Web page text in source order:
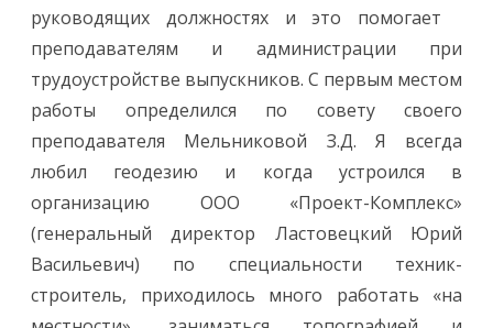
руководящих должностях и это помогает
преподавателям и администрации при
трудоустройстве выпускников. С первым местом
работы определился по совету своего
преподавателя Мельниковой З.Д. Я всегда
любил геодезию и когда устроился в
организацию ООО «Проект-Комплекс»
(генеральный директор Ластовецкий Юрий
Васильевич) по специальности техник-
строитель, приходилось много работать «на